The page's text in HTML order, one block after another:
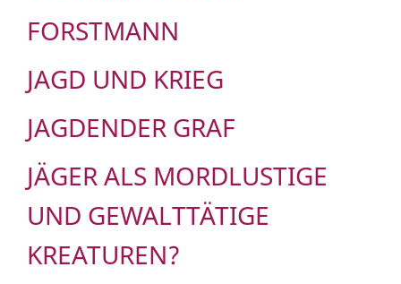
FORSTMANN
JAGD UND KRIEG
JAGDENDER GRAF
JÄGER ALS MORDLUSTIGE
UND GEWALTTÄTIGE
KREATUREN?